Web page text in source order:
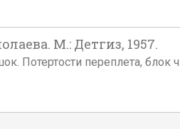
М.: Детгиз, 1957.
Потертости переплета, блок